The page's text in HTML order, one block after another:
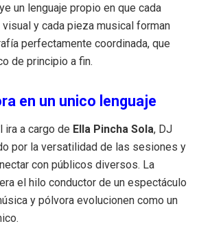
un lenguaje propio en que cada
y cada pieza musical forman
perfectamente coordinada, que
de principio a fin.
en un unico lenguaje
ira a cargo de Ella Pincha Sola, DJ
por la versatilidad de las sesiones y
con públicos diversos. La
el hilo conductor de un espectáculo
y pólvora evolucionen como un